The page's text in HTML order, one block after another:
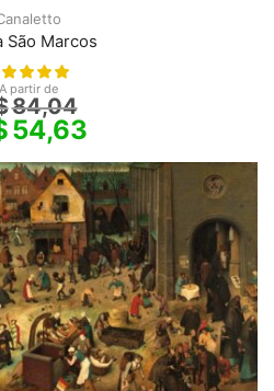
São Marcos
A partir de
84,04
54,63